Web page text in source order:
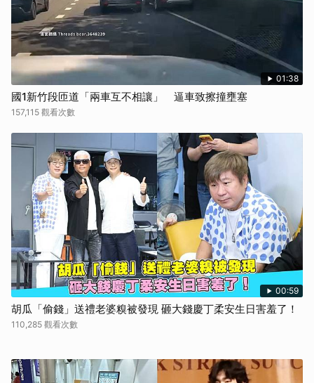
01:38
國1新竹段匝道「兩車互不相讓」 逼車致擦撞壅塞
157,115 觀看次數
00:59
胡瓜「偷錢」送禮老婆糗被發現 砸大錢慶丁柔安生日害羞了！
110,285 觀看次數